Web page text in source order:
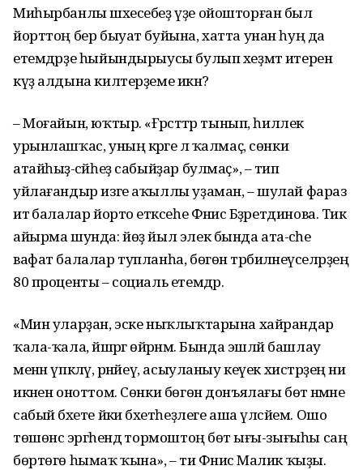
Миһырбанлы шәхесебеҙ үҙе ойошторған был
йорттоң бер быуат буйына, хатта унан һуң да
етемдәрҙе һыйындырыусы булып хеҙмәт итерен
күҙ алдына килтерҙеме икән?
– Моғайын, юҡтыр. «Ғәрәсәттәр тынып, һиллек
урынлашҡас, уның кәрәге лә ҡалмаҫ, сөнки
атайһыҙ-әсәйһеҙ сабыйҙар булмаҫ», – тип
уйлағандыр изге аҡыллы уҙаман, – шулай фараз
итә балалар йорто етәксеһе Фәнисә Бәҙрет­динова. Тик
айырма шунда: йөҙ йыл элек бында ата-әсәһе
вафат балалар тупланһа, бөгөн тәрбиәләнеүселәрҙең
80 проценты – социаль етемдәр.
«Мин уларҙан, эске ныҡлыҡтарына хайрандар
ҡала-ҡала, йәшәргә өйрәнәм. Бында эшләй башлау
менән үпкәләү, рәнйеү, асыуланыу кеүек хистәрҙең ни
икәнен оноттом. Сөнки бөгөн донъя­лағы бөтә нәмәне
сабый бәхете йәки бәхетһеҙлеге аша үлсәйем. Ошо
төшөнсә эргәһендә тормоштоң бөтә ығы-зығыһы саң
бөртөгө һымаҡ ҡына», – ти Фәнисә Малик ҡыҙы.